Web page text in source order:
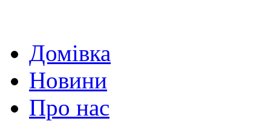
Домівка
Новини
Про нас